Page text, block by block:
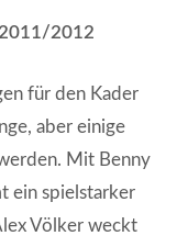
2012
für den Kader
aber einige
Mit Benny
ein spielstarker
Völker weckt